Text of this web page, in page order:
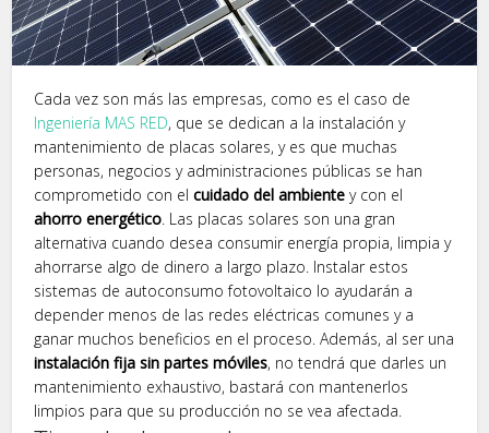
Cada vez son más las empresas, como es el caso de
Ingeniería MAS RED, que se dedican a la instalación y
mantenimiento de placas solares, y es que muchas
personas, negocios y administraciones públicas se han
comprometido con elcuidado del ambiente y con el
ahorro energético . Las placas solares son una gran
alternativa cuando desea consumir energía propia, limpia y
ahorrarse algo de dinero a largo plazo. Instalar estos
sistemas de autoconsumo fotovoltaico lo ayudarán a
depender menos de las redes eléctricas comunes y a
ganar muchos beneficios en el proceso. Además, al ser una
instalación fija sin partes móviles, no tendrá que darles un
mantenimiento exhaustivo, bastará con mantenerlos
limpios para que su producción no se vea afectada.